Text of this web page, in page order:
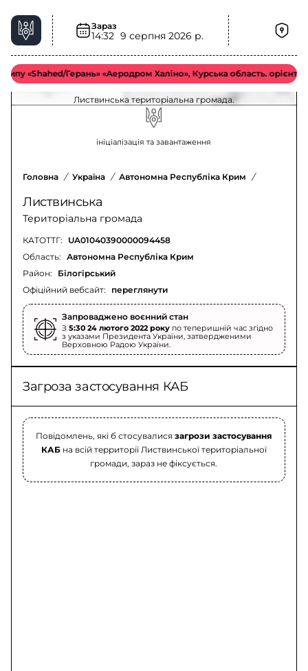
Зараз
14:32 9 серпня 2026 р.
«Shahed/Герань» «Аеродром Халіно», Курська область.
Загроза застосування КАБ у Листвинська
територіальна громада – актуальна ситуація
Оновлення щодо загрози застосування КАБ у
Листвинська територіальна громада.
ініціалізація та завантаження
Головна / Україна / Автономна Республіка Крим /
Листвинська
Територіальна громада
КАТОТТГ: UA01040390000094458
Офіційний вебсайт: переглянути
Область: Автономна Республіка Крим
Район:
Білогірський
Запроваджено воєнний стан
З 5:30 24 лютого 2022 року по теперишній час згідно
з указами Президента України, затвердженими
Верховною Радою України.
Загроза застосування КАБ
Повідомлень, які б стосувалися загрози застосування
КАБна всій территорії Листвинської територіальної
громади, зараз не фіксується.